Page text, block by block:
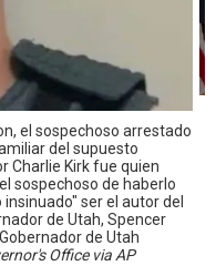
el sospechoso arrestado
del supuesto
Charlie Kirk fue quien
sospechoso de haberlo
ser el autor del
de Utah, Spencer
de Utah
Office via AP